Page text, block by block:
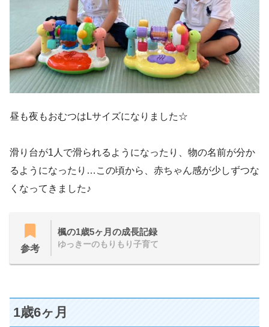
昼も夜もおむつはLサイズになりました☆
滑り台が1人で滑られるようになったり、物の名前が分か
るようになったり…この頃から、赤ちゃん感が少しずつな
くなってきました♪
参考
楓の1歳5ヶ月の成長記録
ゆっきーのもりもり子育て
1歳6ヶ月